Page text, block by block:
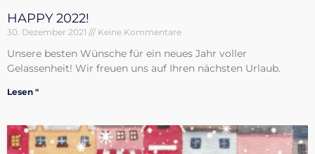
HAPPY 2022!
30. Dezember 2021 Keine Kommentare
Unsere besten Wünsche für ein neues Jahr voller
Gelassenheit! Wir freuen uns auf Ihren nächsten Urlaub.
Lesen "